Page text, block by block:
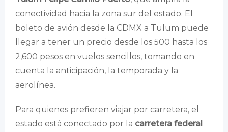
conectividad hacia la zona sur del estado. El
boleto de avión desde la CDMX a Tulum puede
llegar a tener un precio desde los 500 hasta los
2,600 pesos en vuelos sencillos, tomando en
cuenta la anticipación, la temporada y la
aerolínea.
Para quienes prefieren viajar por carretera, el
estado está conectado por la carretera federal